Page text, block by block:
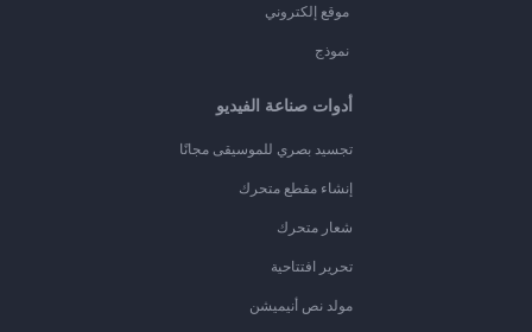
موقع إلكتروني
نموذج
أدوات صناعة الفيديو
تجسيد بصري للموسيقى مجانًا
إنشاء مقطع متحرك
شعار متحرك
تحرير افتتاحية
مولد نص أنيميشن